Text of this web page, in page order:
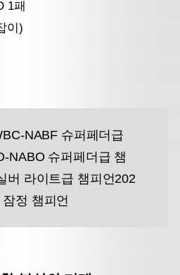
1패
이)
NABF 슈퍼페더급
NABO 슈퍼페더급 챔
버 라이트급 챔피언202
정 챔피언